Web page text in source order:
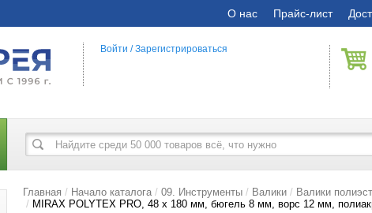
О нас Прайс-лист
Войти /Зарегистрироваться
Главная Начало каталога 09. Инструменты Валики
Валики
MIRAX POLYTEX PRO, 48 х 180 мм, бюгель 8 мм, ворс 12 мм,